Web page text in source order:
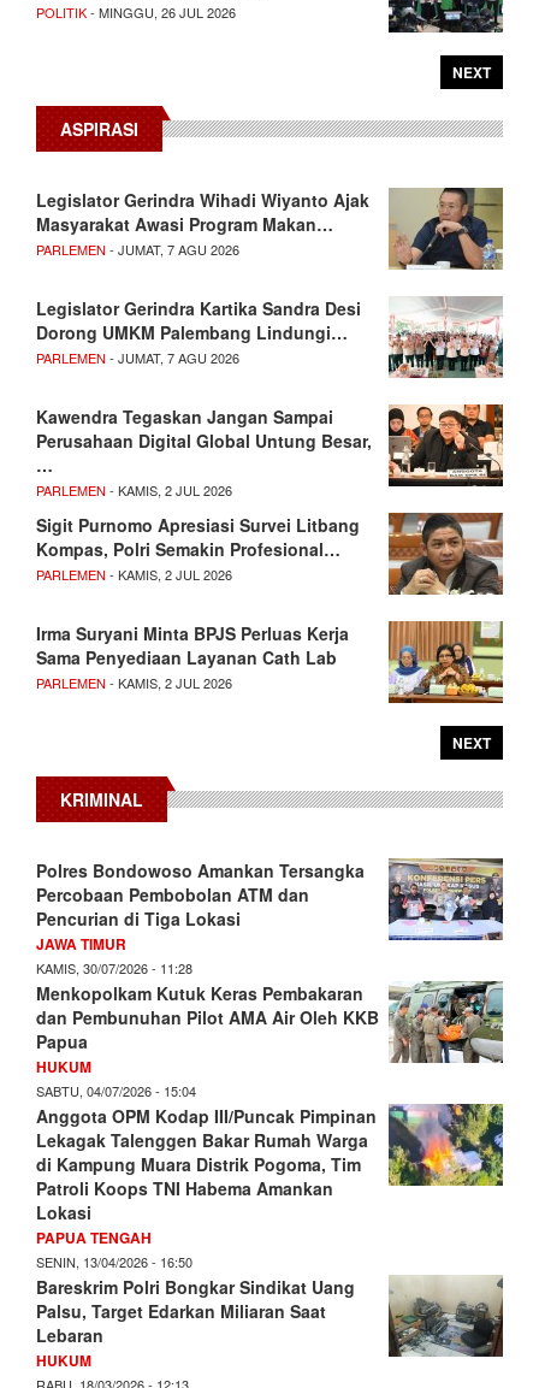
POLITIK- MINGGU, 26 JUL 2026
NEXT
ASPIRASI
Legislator Gerindra Wihadi Wiyanto Ajak
Masyarakat Awasi Program Makan…
PARLEMEN - JUMAT, 7 AGU 2026
Legislator Gerindra Kartika Sandra Desi
Dorong UMKM Palembang Lindungi…
PARLEMEN - JUMAT, 7 AGU 2026
Kawendra Tegaskan Jangan Sampai
Perusahaan Digital Global Untung Besar,
…
PARLEMEN - KAMIS, 2 JUL 2026
Sigit Purnomo Apresiasi Survei Litbang
Kompas, Polri Semakin Profesional…
PARLEMEN - KAMIS, 2 JUL 2026
Irma Suryani Minta BPJS Perluas Kerja
Sama Penyediaan Layanan Cath Lab
PARLEMEN - KAMIS, 2 JUL 2026
NEXT
KRIMINAL
Polres Bondowoso Amankan Tersangka
Percobaan Pembobolan ATM dan
Pencurian di Tiga Lokasi
JAWA TIMUR
KAMIS, 30/07/2026 - 11:28
Menkopolkam Kutuk Keras Pembakaran
dan Pembunuhan Pilot AMA Air Oleh KKB
Papua
HUKUM
SABTU, 04/07/2026 - 15:04
Anggota OPM Kodap III/Puncak Pimpinan
Lekagak Talenggen Bakar Rumah Warga
di Kampung Muara Distrik Pogoma, Tim
Patroli Koops TNI Habema Amankan
Lokasi
PAPUA TENGAH
SENIN, 13/04/2026 - 16:50
Bareskrim Polri Bongkar Sindikat Uang
Palsu, Target Edarkan Miliaran Saat
Lebaran
HUKUM